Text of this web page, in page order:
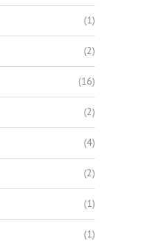
(1)
(2)
(16)
(2)
(4)
(2)
(1)
(1)